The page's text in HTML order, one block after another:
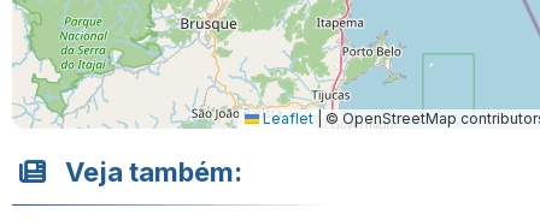
Leaflet © OpenStreetMap
Veja também: